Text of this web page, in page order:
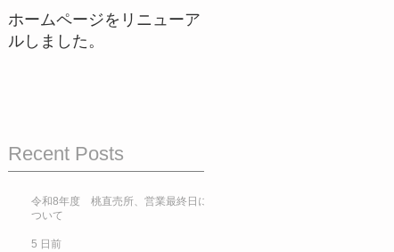
ホームページをリニューア
ルしました。
Recent Posts
令和8年度 桃直売所、営業最終日に
ついて
5 日前